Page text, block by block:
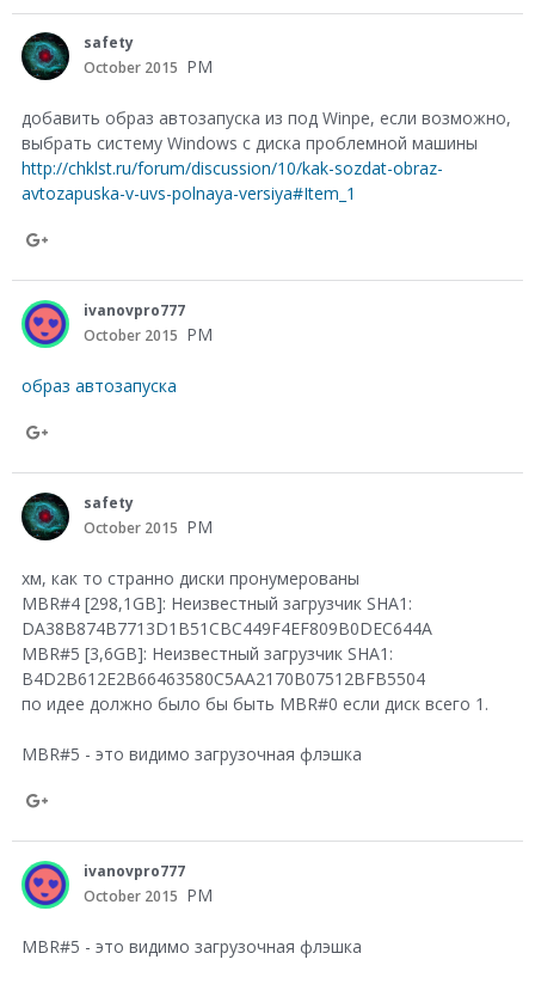
e
o
G
o
o
g
e
+
safety
October 2015 PM
добавить образ автозапуска из под Winpe, если возможно,
выбрать систему Windows c диска проблемной машины
http://chklst.ru/forum/discussion/10/kak-sozdat-obraz-
avtozapuska-v-uvs-polnaya-versiya#Item_1
a
o
n
G
o
o
g
l
e
ivanovpro777
October 2015 PM
образ автозапуска
a
o
n
G
g
l
e
safety
October 2015 PM
хм, как то странно диски пронумерованы
MBR#4 [298,1GB]: Неизвестный загрузчик SHA1:
DA38B874B7713D1B51CBC449F4EF809B0DEC644A
MBR#5 [3,6GB]: Неизвестный загрузчик SHA1:
B4D2B612E2B66463580C5AA2170B07512BFB5504
по идее должно было бы быть MBR#0 если диск всего 1.
MBR#5 - это видимо загрузочная флэшка
a
ivanovpro777
October 2015 PM
MBR#5 - это видимо загрузочная флэшка